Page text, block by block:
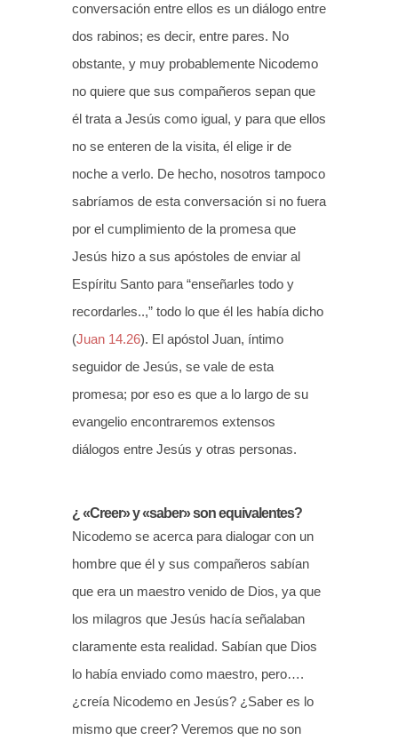
conversación entre ellos es un diálogo entre
dos rabinos; es decir, entre pares. No
obstante, y muy probablemente Nicodemo
no quiere que sus compañeros sepan que
él trata a Jesús como igual, y para que ellos
no se enteren de la visita, él elige ir de
noche a verlo. De hecho, nosotros tampoco
sabríamos de esta conversación si no fuera
por el cumplimiento de la promesa que
Jesús hizo a sus apóstoles de enviar al
Espíritu Santo para “enseñarles todo y
recordarles..,” todo lo que él les había dicho
(Juan 14.26). El apóstol Juan, íntimo
seguidor de Jesús, se vale de esta
promesa; por eso es que a lo largo de su
evangelio encontraremos extensos
diálogos entre Jesús y otras personas.
¿ «Creer» y «saber» son equivalentes?
Nicodemo se acerca para dialogar con un
hombre que él y sus compañeros sabían
que era un maestro venido de Dios, ya que
los milagros que Jesús hacía señalaban
claramente esta realidad. Sabían que Dios
lo había enviado como maestro, pero….
¿creía Nicodemo en Jesús? ¿Saber es lo
mismo que creer? Veremos que no son